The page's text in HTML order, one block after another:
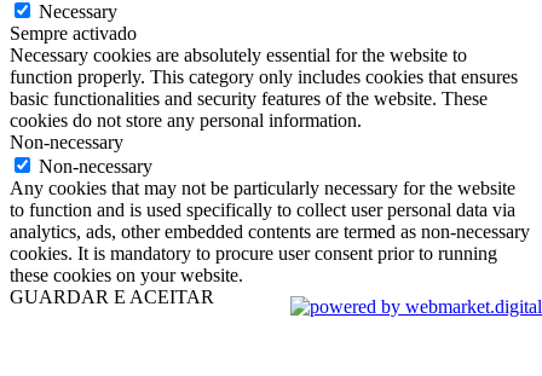
Necessary
Sempre activado
Necessary cookies are absolutely essential for the website to
function properly. This category only includes cookies that ensures
basic functionalities and security features of the website. These
cookies do not store any personal information.
Non-necessary
Non-necessary
Any cookies that may not be particularly necessary for the website
to function and is used specifically to collect user personal data via
analytics, ads, other embedded contents are termed as non-necessary
cookies. It is mandatory to procure user consent prior to running
these cookies on your website.
GUARDAR E ACEITAR